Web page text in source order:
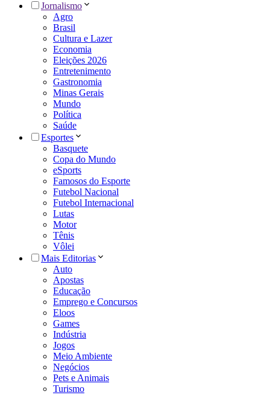
Jornalismo
Agro
Brasil
Cultura e Lazer
Economia
Eleições 2026
Entretenimento
Gastronomia
Minas Gerais
Mundo
Política
Saúde
Esportes
Basquete
Copa do Mundo
eSports
Famosos do Esporte
Futebol Nacional
Futebol Internacional
Lutas
Motor
Tênis
Vôlei
Mais Editorias
Auto
Apostas
Educação
Emprego e Concursos
Eloos
Games
Indústria
Jogos
Meio Ambiente
Negócios
Pets e Animais
Turismo